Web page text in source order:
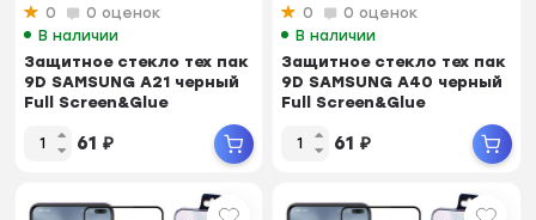
0
0 оценок
В наличии
Защитное стекло тех пак
9D SAMSUNG A21 черный
Full Screen&Glue
61 ₽
0
0 оценок
В наличии
Защитное стекло тех пак
9D SAMSUNG A40 черный
Full Screen&Glue
61 ₽